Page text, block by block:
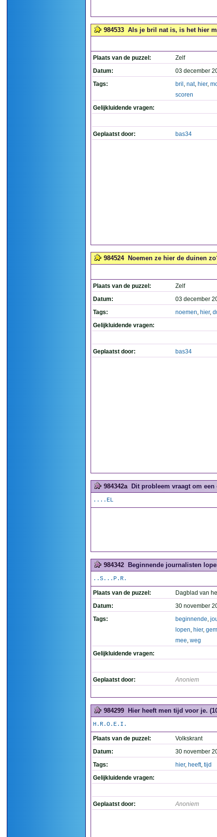
984533 Als je bril nat is, is het hier
Plaats van de puzzel:
Zelf
Datum:
03 december
Tags:
bril , nat, hier,
scoren
Gelijkluidende vragen:
Geplaatst door: bas34
984524 Noemen ze hier de duinen
Plaats van de puzzel:
Zelf
Datum:
03 december
Tags:
noemen, hier,
Gelijkluidende vragen:
Geplaatst door: bas34
984342a Dit probleem vraagt om
....EL
984342 Beginnende journalisten
..S...P.R.
Plaats van de puzzel:
Dagblad van
Datum:
30 november
Tags:
beginnende,
lopen, hier,
mee, weg
Gelijkluidende vragen:
Geplaatst door: Anoniem
984299 Hier heeft men tijd voor je.
H.R.O.E.I.
Plaats van de puzzel:
Volkskrant
Datum:
30 november
Tags:
hier, heeft, tijd
Gelijkluidende vragen:
Geplaatst door: Anoniem